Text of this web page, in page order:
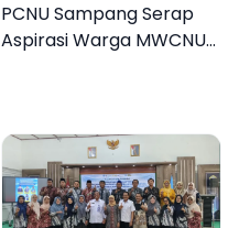
PCNU Sampang Serap
Aspirasi Warga MWCNU